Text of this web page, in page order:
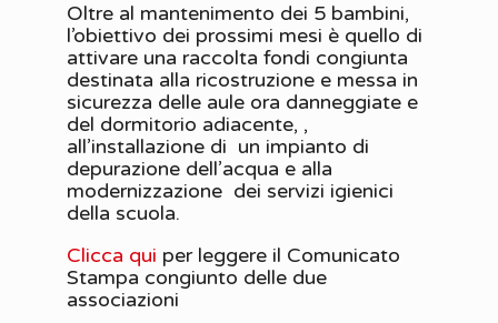
Oltre al mantenimento dei 5 bambini,
l’obiettivo dei prossimi mesi è quello di
attivare una raccolta fondi congiunta
destinata alla ricostruzione e messa in
sicurezza delle aule ora danneggiate e
del dormitorio adiacente, ,
all’installazione di un impianto di
depurazione dell’acqua e alla
modernizzazione dei servizi igienici
della scuola.
Clicca qui per leggere il Comunicato
Stampa congiunto delle due
associazioni